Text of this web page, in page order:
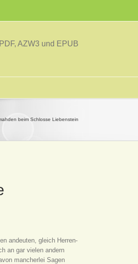
AZW3 und EPUB
beim Schlosse Liebenstein
andeuten, gleich Herren-
an gar vielen andern
mancherlei Sagen